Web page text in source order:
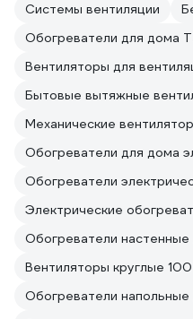
Системы вентиляции
Обогреватели для дома
Вентиляторы для
Бытовые вытяжные
Механические
Обогреватели для дома
Обогреватели
Электрические
Обогреватели
Вентиляторы круглые
Обогреватели